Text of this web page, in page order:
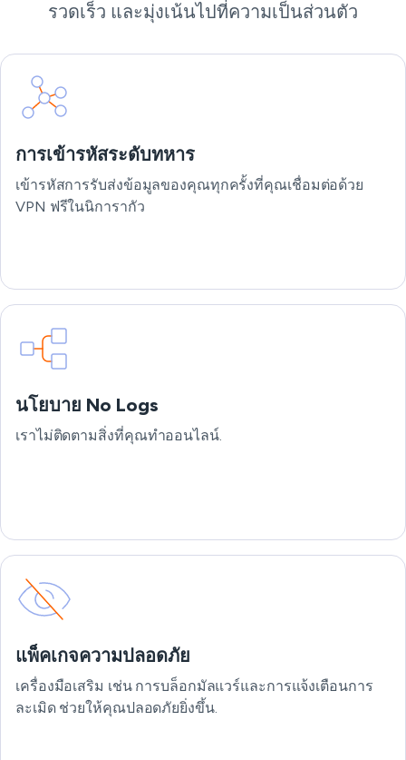
รวดเร็ว และมุ่งเน้นไปที่ความเป็นส่วนตัว
การเข้ารหัสระดับทหาร
เข้ารหัสการรับส่งข้อมูลของคุณทุกครั้งที่คุณเชื่อมต่อด้วย
VPN ฟรีในนิการากัว
นโยบาย No Logs
เราไม่ติดตามสิ่งที่คุณทำออนไลน์.
แพ็คเกจความปลอดภัย
เครื่องมือเสริม เช่น การบล็อกมัลแวร์และการแจ้งเตือนการ
ละเมิด ช่วยให้คุณปลอดภัยยิ่งขึ้น.